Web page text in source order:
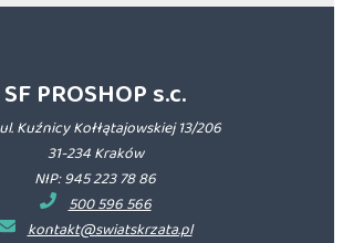
SF PROSHOP s.c.
ul. Kuźnicy Kołłątajowskiej 13/206
31-234 Kraków
NIP: 945 223 78 86
500 596 566
kontakt@swiatskrzata.pl